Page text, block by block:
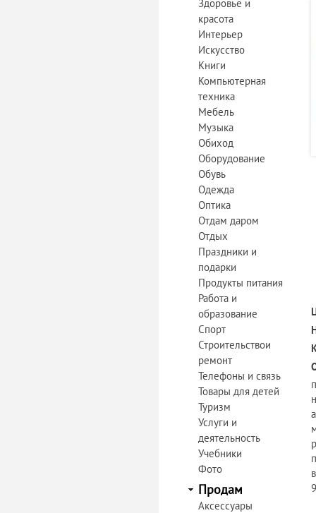
Здоровье и
красота
Интерьер
Искусство
Книги
Компьютерная
техника
Мебель
Музыка
Обиход
Оборудование
Обувь
Одежда
Оптика
Отдам даром
Отдых
Праздники и
подарки
Продукты питания
Работа и
образование
Спорт
Строительствои
ремонт
Телефоны и связь
Товары для детей
Туризм
Услуги и
деятельность
Учебники
Фото
Продам
Аксессуары